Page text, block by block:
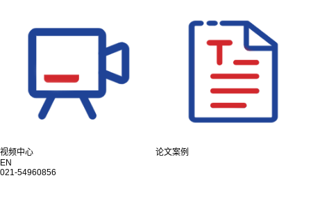
视频中心
论文案例
EN
021-54960856